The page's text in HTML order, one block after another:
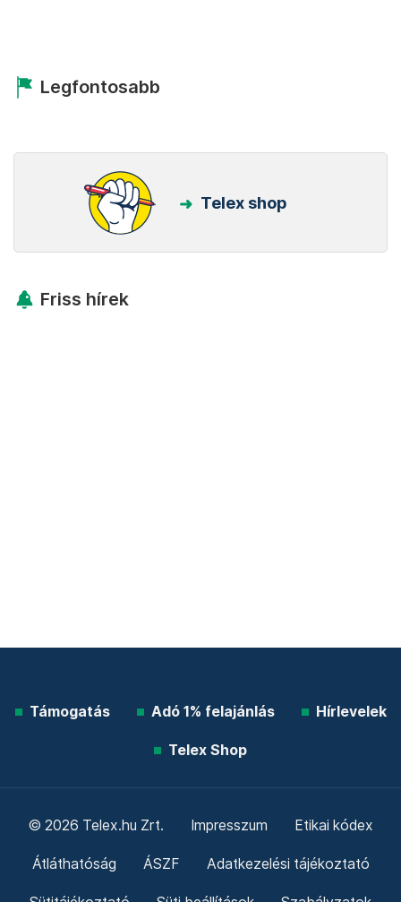
Legfontosabb
Telex shop
Friss hírek
Támogatás Adó 1% felajánlás Hírlevelek
Telex Shop
© 2026 Telex.hu Zrt. Impresszum Etikai kódex
Átláthatóság ÁSZF Adatkezelési tájékoztató